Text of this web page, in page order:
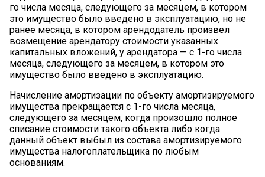
го числа месяца, следующего за месяцем, в котором
это имущество было введено в эксплуатацию, но не
ранее месяца, в котором арендодатель произвел
возмещение арендатору стоимости указанных
капитальных вложений, у арендатора — с 1-го числа
месяца, следующего за месяцем, в котором это
имущество было введено в эксплуатацию.
Начисление амортизации по объекту амортизируемого
имущества прекращается с 1-го числа месяца,
следующего за месяцем, когда произошло полное
списание стоимости такого объекта либо когда
данный объект выбыл из состава амортизируемого
имущества налогоплательщика по любым
основаниям.